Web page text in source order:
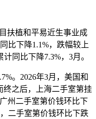
植和平易近生事业成
比下降1.1%，跌幅较上
同比下降7.3%，3月。
。2026年3月，美国和
终之后，上海二手室第挂
州二手室第价钱环比下
二手室第价钱环比下跌